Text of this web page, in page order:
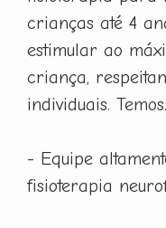
crianças até 4
estimular ao
criança,
individuais. Temos:
- Equipe
fisioterapia